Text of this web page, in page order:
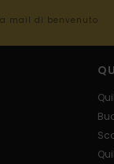
mail di benvenuto